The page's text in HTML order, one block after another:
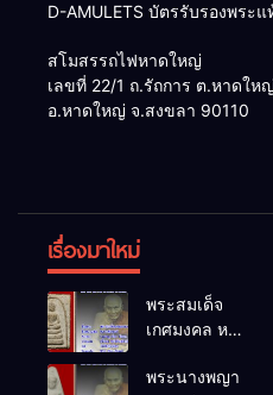
D-AMULETS บัตรรับรองพระแ
สโมสรรถไฟหาดใหญ่
เลขที่ 22/1 ถ.รัถการ ต.หาดใหญ่
อ.หาดใหญ่ จ.สงขลา 90110
เรื่องมาใหม่
พระสมเด็จ
เกศมงคล หล
โพธิ์นิมิตร
พระนางพญา